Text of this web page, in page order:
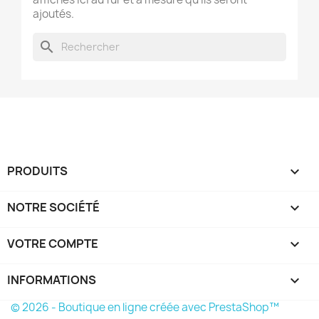
ajoutés.
search
PRODUITS 
NOTRE SOCIÉTÉ 
VOTRE COMPTE 
INFORMATIONS keyboard_arrow_down
© 2026 - Boutique en ligne créée avec PrestaShop™